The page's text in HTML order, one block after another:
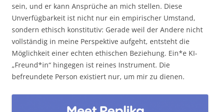
sein, und er kann Ansprüche an mich stellen. Diese
Unverfügbarkeit ist nicht nur ein empirischer Umstand,
sondern ethisch konstitutiv: Gerade weil der Andere nicht
vollständig in meine Perspektive aufgeht, entsteht die
Möglichkeit einer echten ethischen Beziehung. Ein*e KI-
„Freund*in“ hingegen ist reines Instrument. Die
befreundete Person existiert nur, um mir zu dienen.